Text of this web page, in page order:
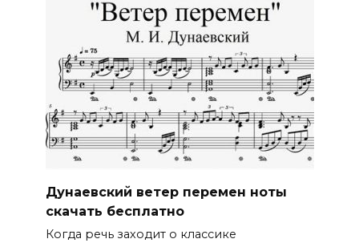
Дунаевский ветер перемен ноты
скачать бесплатно
Когда речь заходит о классике